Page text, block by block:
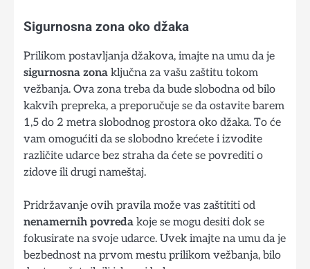
Sigurnosna zona oko džaka
Prilikom postavljanja džakova, imajte na umu da je
sigurnosna zona ključna za vašu zaštitu tokom
vežbanja. Ova zona treba da bude slobodna od bilo
kakvih prepreka, a preporučuje se da ostavite barem
1,5 do 2 metra slobodnog prostora oko džaka. To će
vam omogućiti da se slobodno krećete i izvodite
različite udarce bez straha da ćete se povrediti o
zidove ili drugi nameštaj.
Pridržavanje ovih pravila može vas zaštititi od
nenamernih povreda koje se mogu desiti dok se
fokusirate na svoje udarce. Uvek imajte na umu da je
bezbednost na prvom mestu prilikom vežbanja, bilo